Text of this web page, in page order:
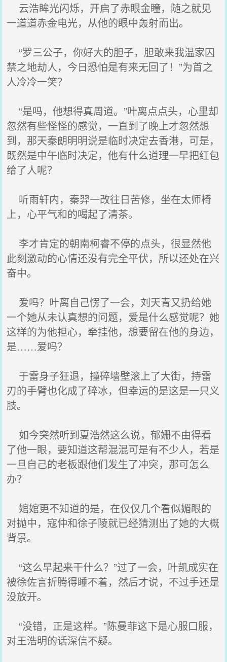
云浩眸光闪烁，开启了赤眼金瞳，随之就见
一道道赤金电光，从他的眼中轰射而出。
“罗三公子，你好大的胆子，胆敢来我温家囚
禁之地劫人，今日恐怕是有来无回了！”为首之
人冷冷一笑？
“是吗，他想得真周道。”叶离点点头，心里却
忽然有些怪怪的感觉，一直到了晚上才忽然想
到，那天秦朗明明说是临时决定去香港，可是，
既然是中午临时决定，他有什么道理一早把红包
给了人呢？
听雨轩内，秦羿一改往日苦修，坐在太师椅
上，心平气和的喝起了清茶。
李才肯定的朝南柯睿不停的点头，很显然他
此刻激动的心情还没有完全平伏，所以还处在兴
奋中。
爱吗？叶离自己愣了一会，刘天青又扔给她
一个她从未认真想的问题，爱是什么感觉呢？她
这样的为他担心，牵挂他，想要留在他的身边，
是……爱吗？
于雷身子狂退，撞碎墙壁滚上了大街，持雷
刃的手臂也化成了碎冰，但幸运的是这是一只义
肢。
如今突然听到夏浩然这么说，郁姗不由得看
了他一眼，要知道这帮混混可是有不少人，若是
一旦自己的老板跟他们发生了冲突，那可怎么
办？
婠婠更不知道的是，在仅仅几个看似媚眼的
对抛中，寇仲和徐子陵就已经猜测出了她的大概
背景。
“这么早起来干什么？”过了一会，叶凯成实在
被徐佐言折腾得睡不着，然后才说，不过手还是
没放开。
“没错，正是这样。”陈曼菲这下是心服口服，
对王浩明的话深信不疑。